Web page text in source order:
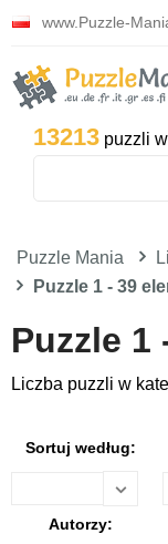
www.Puzzle-
13213 puzzli
Puzzle Mania
Puzzle 1 - 39
Puzzle 1
Liczba puzzli w
Sortuj według:
Autorzy: